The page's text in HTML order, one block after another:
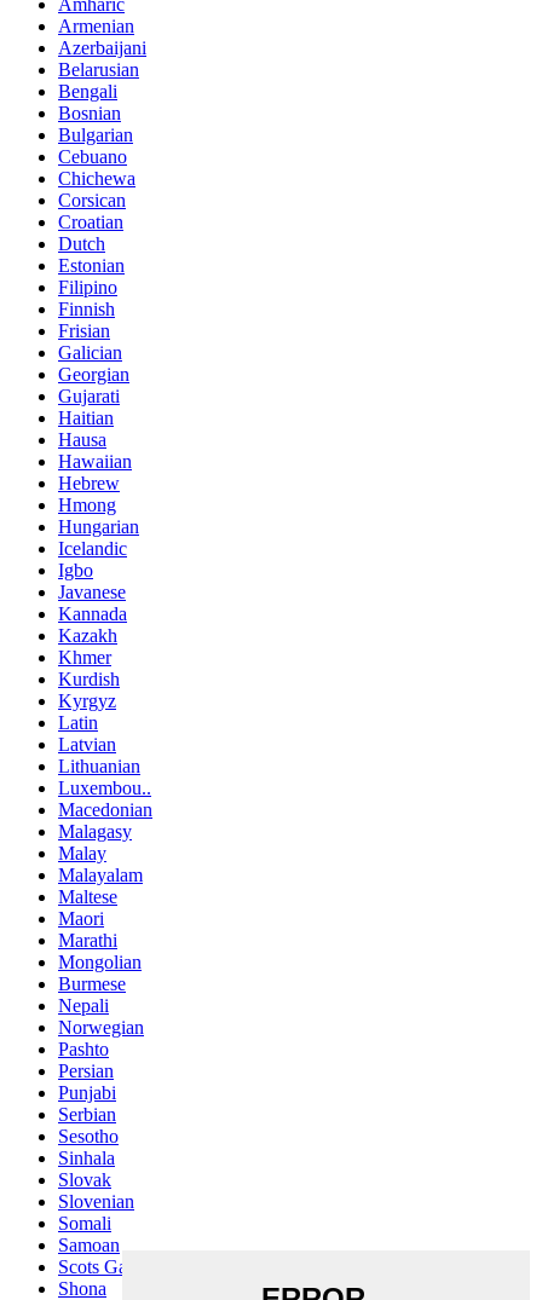
Armenian
Azerbaijani
Belarusian
Bengali
Bosnian
Bulgarian
Cebuano
Chichewa
Corsican
Croatian
Dutch
Estonian
Filipino
Finnish
Frisian
Galician
Georgian
Gujarati
Haitian
Hausa
Hawaiian
Hebrew
Hmong
Hungarian
Icelandic
Igbo
Javanese
Kannada
Kazakh
Khmer
Kurdish
Kyrgyz
Latin
Latvian
Lithuanian
Luxembou..
Macedonian
Malagasy
Malay
Malayalam
Maltese
Maori
Marathi
Mongolian
Burmese
Nepali
Norwegian
Pashto
Persian
Punjabi
Serbian
Sesotho
Sinhala
Slovak
Slovenian
Somali
Samoan
Scots Gaelic
Shona